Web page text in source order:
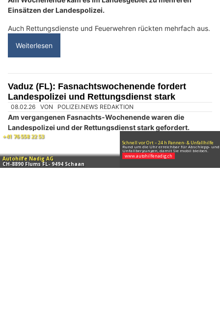
In der Nacht von Dienstag (07.07.2026) auf Mittwoch
(08.07.2026) entzogen sich inSchaanvier 14-Jährige sowie
ein 19-Jähriger einer polizeilichen Kontrolle.
Die Gruppe wird verdächtigt,mehrere versuchte und
vollendete Diebstähle
sowie mehrere Widerhandlungen gegen
das Strassenverkehrsgesetz und das Kinder- und
Jugendschutzgesetz begangen zu haben.
Weiterlesen